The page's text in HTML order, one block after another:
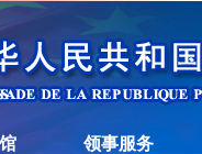
领事服务